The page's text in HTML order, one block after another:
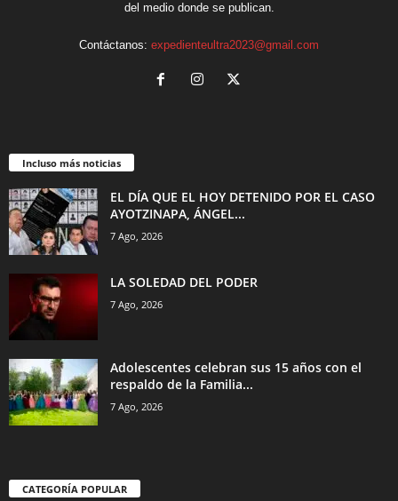
del medio donde se publican.
Contáctanos: expedienteultra2023@gmail.com
Incluso más noticias
EL DÍA QUE EL HOY DETENIDO POR EL CASO
AYOTZINAPA, ÁNGEL...
7 Ago, 2026
LA SOLEDAD DEL PODER
7 Ago, 2026
Adolescentes celebran sus 15 años con el
respaldo de la Familia...
7 Ago, 2026
CATEGORÍA POPULAR